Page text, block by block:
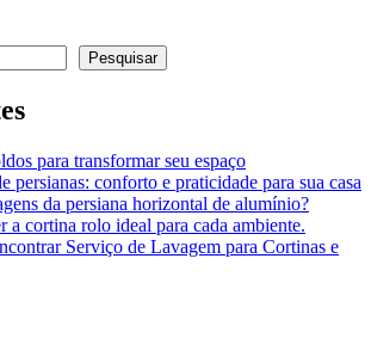
Pesquisar
para transformar seu espaço
persianas: conforto e praticidade para sua casa
da persiana horizontal de alumínio?
a cortina rolo ideal para cada ambiente.
Serviço de Lavagem para Cortinas e